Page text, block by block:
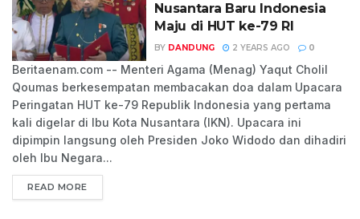
Nusantara Baru Indonesia
Maju di HUT ke-79 RI
BY DANDUNG 2 YEARS AGO 0
Beritaenam.com -- Menteri Agama (Menag) Yaqut Cholil
Qoumas berkesempatan membacakan doa dalam Upacara
Peringatan HUT ke-79 Republik Indonesia yang pertama
kali digelar di Ibu Kota Nusantara (IKN). Upacara ini
dipimpin langsung oleh Presiden Joko Widodo dan dihadiri
oleh Ibu Negara...
READ MORE